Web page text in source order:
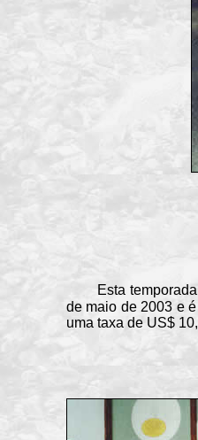
Esta temporada
de maio de 2003 e
uma taxa de US$